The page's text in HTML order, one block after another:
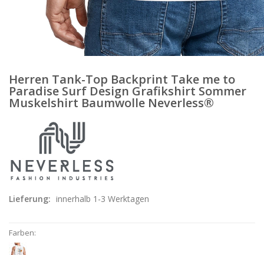
Herren Tank-Top Backprint Take me to
Paradise Surf Design Grafikshirt Sommer
Muskelshirt Baumwolle Neverless®
Lieferung: innerhalb 1-3 Werktagen
Farben: